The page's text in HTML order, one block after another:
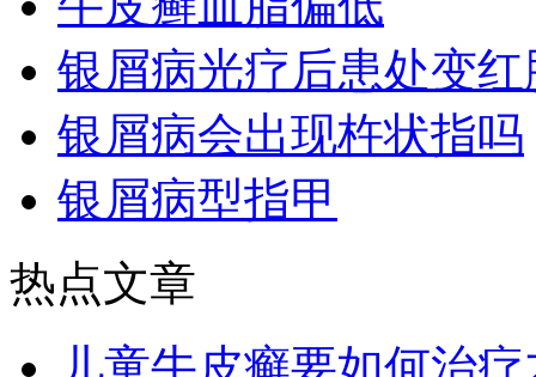
银屑病光疗后患处变红
银屑病会出现杵状指吗
银屑病型指甲
热点文章
儿童牛皮癣要如何治